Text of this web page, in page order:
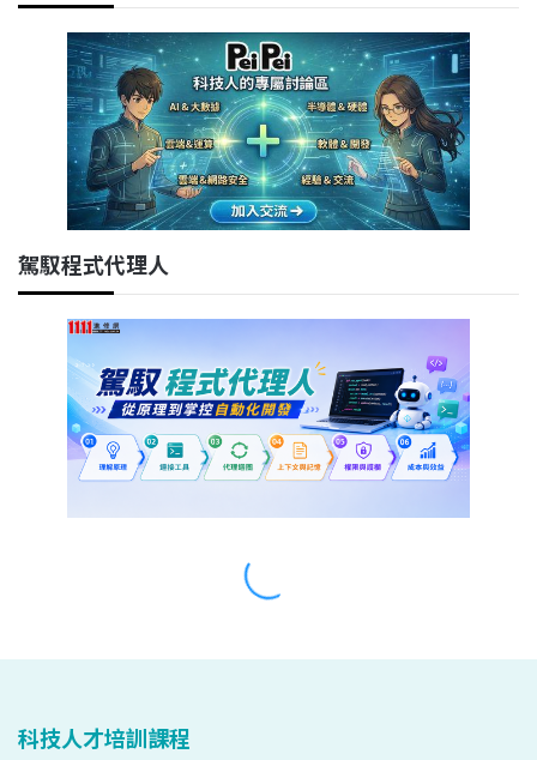
科技人才培訓課程